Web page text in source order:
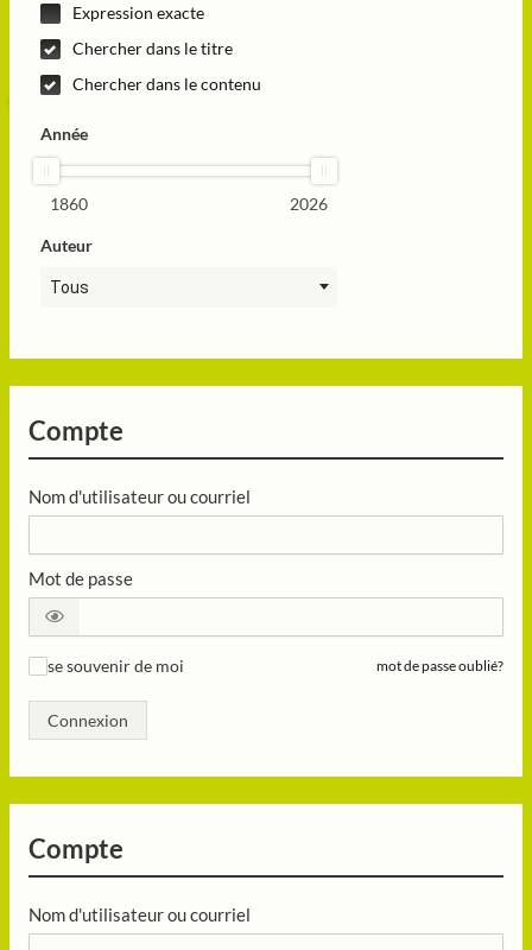
Expression exacte
Chercher dans le titre
Chercher dans le contenu
Année
1860 2026
Auteur
Tous
Compte
Nom d'utilisateur ou courriel
Mot de passe
se souvenir de moi mot de passe oublié?
Connexion
Compte
Nom d'utilisateur ou courriel